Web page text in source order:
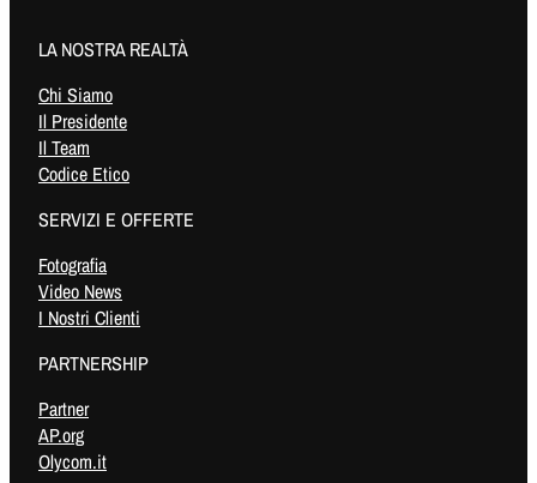
LA NOSTRA REALTÀ
Chi Siamo
Il Presidente
Il Team
Codice Etico
SERVIZI E OFFERTE
Fotografia
Video News
I Nostri Clienti
PARTNERSHIP
Partner
AP.org
Olycom.it